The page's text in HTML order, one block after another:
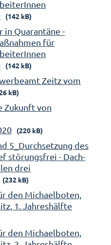
(142 kB)
in Quarantäne -
für
(142 kB)
Zeitz vom
kB)
Zukunft von
(220 kB)
5_Durchsetzung des
störungsfrei - Dach-
drei
(232 kB)
den Michaelboten,
1. Jahreshälfte
den Michaelboten,